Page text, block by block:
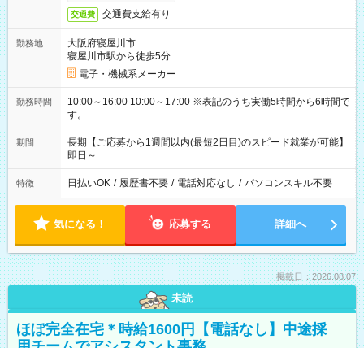
交通費 交通費支給有り
勤務地
大阪府寝屋川市
寝屋川市駅から徒歩5分
電子・機械系メーカー
勤務時間
10:00～16:00 10:00～17:00 ※表記のうち実働5時間から6時間で
す。
期間
長期【ご応募から1週間以内(最短2日目)のスピード就業が可能】
即日～
特徴 日払いOK / 履歴書不要 / 電話対応なし / パソコンスキル不要
気になる！ 応募する 詳細へ
掲載日：2026.08.07
未読
ほぼ完全在宅＊時給1600円【電話なし】中途採